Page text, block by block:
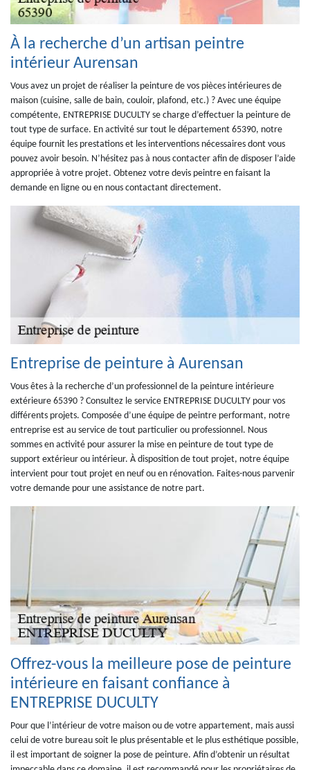
À la recherche d’un artisan peintre
intérieur Aurensan
Vous avez un projet de réaliser la peinture de vos pièces intérieures de
maison (cuisine, salle de bain, couloir, plafond, etc.) ? Avec une équipe
compétente, ENTREPRISE DUCULTY se charge d’effectuer la peinture de
tout type de surface. En activité sur tout le département 65390, notre
équipe fournit les prestations et les interventions nécessaires dont vous
pouvez avoir besoin. N’hésitez pas à nous contacter afin de disposer l’aide
appropriée à votre projet. Obtenez votre devis peintre en faisant la
demande en ligne ou en nous contactant directement.
Entreprise de peinture à Aurensan
Vous êtes à la recherche d’un professionnel de la peinture intérieure
extérieure 65390 ? Consultez le service ENTREPRISE DUCULTY pour vos
différents projets. Composée d’une équipe de peintre performant, notre
entreprise est au service de tout particulier ou professionnel. Nous
sommes en activité pour assurer la mise en peinture de tout type de
support extérieur ou intérieur. À disposition de tout projet, notre équipe
intervient pour tout projet en neuf ou en rénovation. Faites-nous parvenir
votre demande pour une assistance de notre part.
Offrez-vous la meilleure pose de peinture
intérieure en faisant confiance à
ENTREPRISE DUCULTY
Pour que l’intérieur de votre maison ou de votre appartement, mais aussi
celui de votre bureau soit le plus présentable et le plus esthétique possible,
il est important de soigner la pose de peinture. Afin d’obtenir un résultat